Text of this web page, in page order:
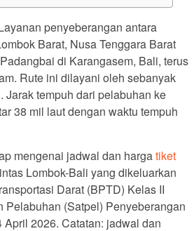
penyeberangan antara
Barat, Nusa Tenggara Barat
di Karangasem, Bali, terus
Rute ini dilayani oleh sebanyak
Jarak tempuh dari pelabuhan ke
38 mil laut dengan waktu tempuh
mengenai jadwal dan hargatiket
Lombok-Bali yang dikeluarkan
Darat (BPTD) Kelas II
Pelabuhan (Satpel) Penyeberangan
April 2026. Catatan: jadwal dan